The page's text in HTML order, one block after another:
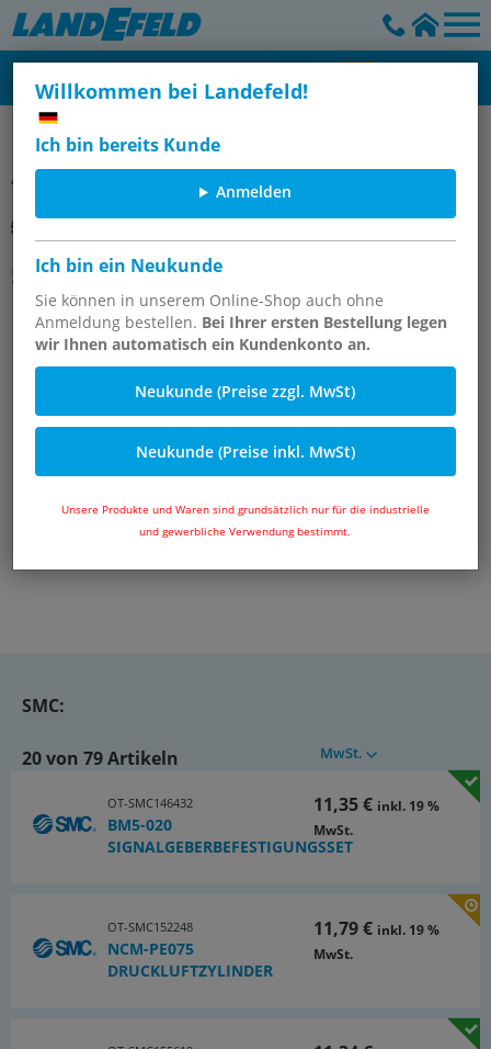
Willkommen bei Landefeld!
Ich bin bereits Kunde
Anmelden
Ich bin ein Neukunde
Sie können in unserem Online-Shop auch ohne
Anmeldung bestellen. Bei Ihrer ersten Bestellung legen
wir Ihnen automatisch ein Kundenkonto an.
Neukunde (Preise zzgl. MwSt)
Neukunde (Preise inkl. MwSt)
Unsere Produkte und Waren sind grundsätzlich nur für die industrielle
und gewerbliche Verwendung bestimmt.
Diverse Artikel
Artikelgruppe
SMC
SMC:
20 von 79 Artikeln MwSt.
OT-SMC146432
BM5-020
SIGNALGEBERBEFESTIGUNGSSET
11,35 € inkl. 19 %
MwSt.
OT-SMC152248
NCM-PE075
DRUCKLUFTZYLINDER
11,79 € inkl. 19 %
MwSt.